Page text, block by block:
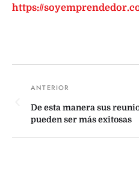
https://
De esta manera sus
pueden ser más exitosas